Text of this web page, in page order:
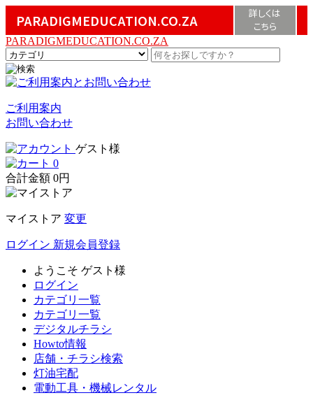
PARADIGMEDUCATION.CO.ZA
詳しくは
こちら
PARADIGMEDUCATION.CO.ZA
ご利用案内
お問い合わせ
ゲスト様
0
合計金額 0円
マイストア 変更
ログイン 新規会員登録
ようこそ ゲスト様
ログイン
カテゴリ一覧
カテゴリ一覧
デジタルチラシ
Howto情報
店舗・チラシ検索
灯油宅配
電動工具・機械レンタル